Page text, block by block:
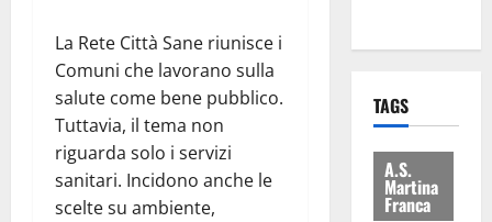
La Rete Città Sane riunisce i
Comuni che lavorano sulla
salute come bene pubblico.
Tuttavia, il tema non
riguarda solo i servizi
sanitari. Incidono anche le
scelte su ambiente,
TAGS
A.S.
Martina
Franca